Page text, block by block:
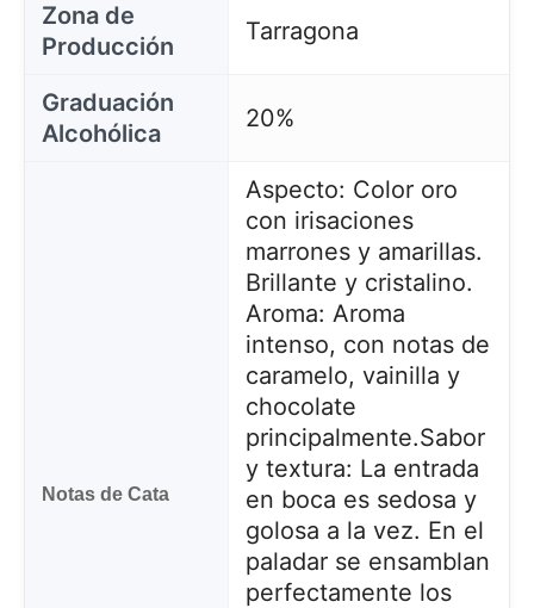
Zona de
Producción
Tarragona
Graduación
Alcohólica
20%
Notas de Cata
Aspecto: Color oro
con irisaciones
marrones y amarillas.
Brillante y cristalino.
Aroma: Aroma
intenso, con notas de
caramelo, vainilla y
chocolate
principalmente.Sabor
y textura: La entrada
en boca es sedosa y
golosa a la vez. En el
paladar se ensamblan
perfectamente los